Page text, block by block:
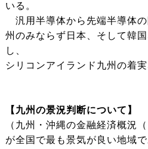
いる。
汎用半導体から先端半導体
州のみならず日本、そして韓
し、
シリコンアイランド九州の着実
【九州の景況判断について】
（九州・沖縄の金融経済概況
が全国で最も景気が良い地域